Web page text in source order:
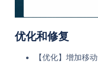
优化和修复
【优化】增加移